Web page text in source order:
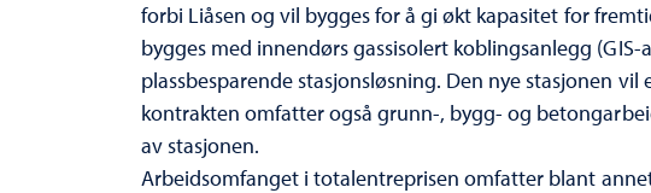
forbi Liåsen og vil bygges for å gi økt kapasitet for
bygges med innendørs gassisolert koblingsanlegg
plassbesparende stasjonsløsning. Den nye stasjonen
kontrakten omfatter også grunn-, bygg- og
av stasjonen.
Arbeidsomfanget i totalentreprisen omfatter blant